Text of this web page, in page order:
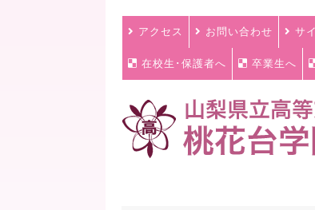
アクセス お問い合わせ サ
在校生･保護者へ 卒業生へ